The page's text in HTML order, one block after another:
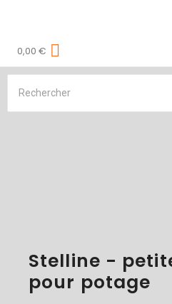
0,00€
Stelline -
pour potage